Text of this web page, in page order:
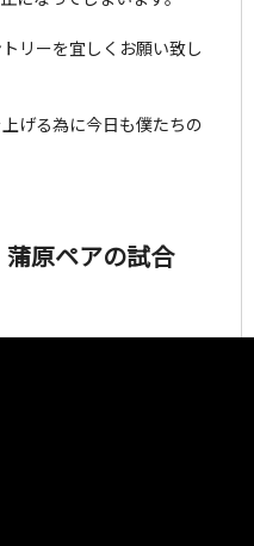
リーを宜しくお願い致し
げる為に今日も僕たちの
原ペアの試合